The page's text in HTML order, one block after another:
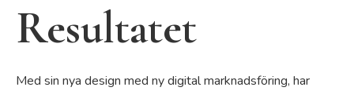
Resultatet
Med sin nya design med ny digital marknadsföring, har